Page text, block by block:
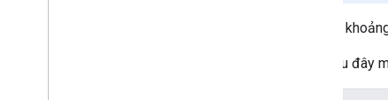
Đề xuất
Mẫu sau đây